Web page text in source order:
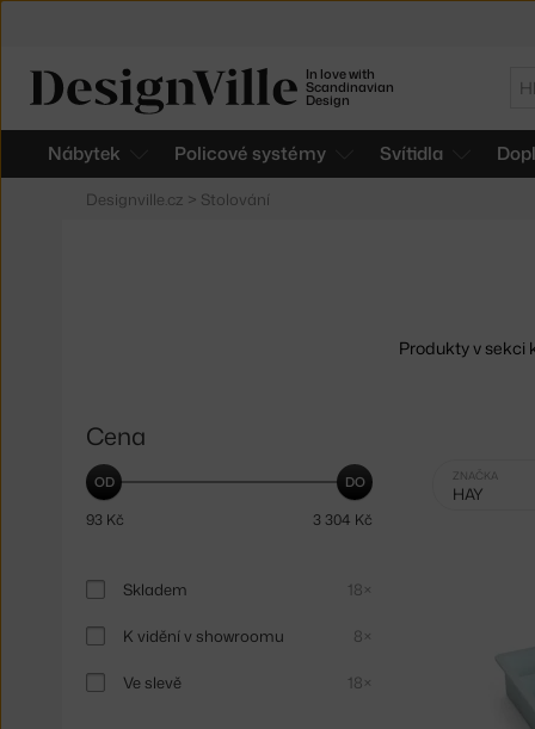
In love with
Scandinavian
Design
Nábytek Policové systémy Svítidla
Designville.cz > Stolování
Produkty v sekci
Cena
93 Kč 3 304 Kč
Skladem 18×
K vidění v showroomu 8×
Ve slevě 18×
Vybrané
filtry:
ZNAČKA
HAY